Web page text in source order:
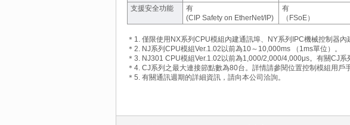
支援安全功能
有
(CIP Safety on EtherNet/IP)
有
（FSoE）
＊1. 僅限使用NX系列CPU模組內建通訊埠、NY系列IPC機械控制器內
＊2. NJ系列CPU模組Ver.1.02以前為10～10,000ms （1ms單位）。
＊3. NJ301 CPU模組Ver.1.02以前為1,000/2,000/4,000μs。有關CJ系
＊4. CJ系列之最大連接節點數為80台。詳情請參閱位置控制模組用戶手
＊5. 有關通訊週期的詳細資訊，請向本公司洽詢。